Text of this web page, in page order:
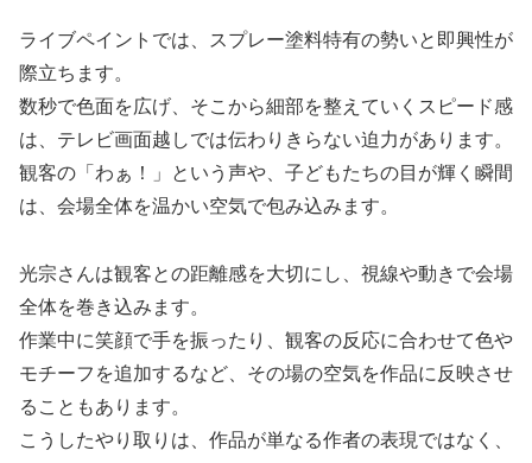
ライブペイントでは、スプレー塗料特有の勢いと即興性が
際立ちます。
数秒で色面を広げ、そこから細部を整えていくスピード感
は、テレビ画面越しでは伝わりきらない迫力があります。
観客の「わぁ！」という声や、子どもたちの目が輝く瞬間
は、会場全体を温かい空気で包み込みます。
光宗さんは観客との距離感を大切にし、視線や動きで会場
全体を巻き込みます。
作業中に笑顔で手を振ったり、観客の反応に合わせて色や
モチーフを追加するなど、その場の空気を作品に反映させ
ることもあります。
こうしたやり取りは、作品が単なる作者の表現ではなく、